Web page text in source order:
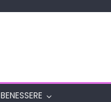
BENESSERE